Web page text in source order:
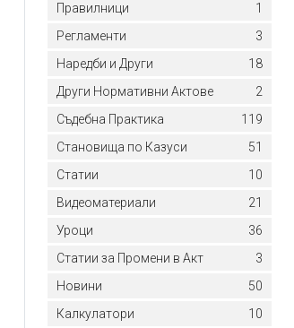
Правилници
1
Регламенти
3
Наредби и Други
18
Други Нормативни Актове
2
Съдебна Практика
119
Становища по Казуси
51
Статии
10
Видеоматериали
21
Уроци
36
Статии за Промени в Акт
3
Новини
50
Калкулатори
10